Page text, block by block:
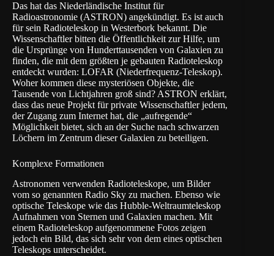
Das hat das Niederländische Institut für
Radioastronomie (ASTRON) angekündigt. Es ist auch
für sein Radioteleskop in Westerbork bekannt. Die
Wissenschaftler bitten die Öffentlichkeit zur Hilfe, um
die Ursprünge von Hunderttausenden von Galaxien zu
finden, die mit dem größten je gebauten Radioteleskop
entdeckt wurden: LOFAR (Niederfrequenz-Teleskop).
Woher kommen diese mysteriösen Objekte, die
Tausende von Lichtjahren groß sind? ASTRON erklärt,
dass das neue Projekt für private Wissenschaftler jedem,
der Zugang zum Internet hat, die „aufregende“
Möglichkeit bietet, sich an der Suche nach schwarzen
Löchern im Zentrum dieser Galaxien zu beteiligen.
Komplexe Formationen
Astronomen verwenden Radioteleskope, um Bilder
vom so genannten Radio Sky zu machen. Ebenso wie
optische Teleskope wie das Hubble-Weltraumteleskop
Aufnahmen von Sternen und Galaxien machen. Mit
einem Radioteleskop aufgenommene Fotos zeigen
jedoch ein Bild, das sich sehr von dem eines optischen
Teleskops unterscheidet.